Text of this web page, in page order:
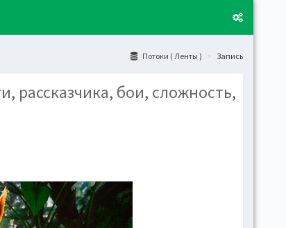
Потоки ( Ленты ) Запись
рассказчика, бои, сложность,